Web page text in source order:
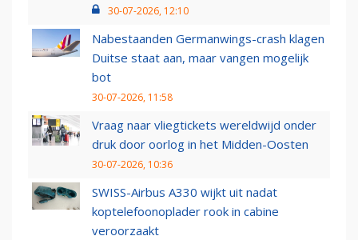
30-07-2026, 12:10
Nabestaanden Germanwings-crash klagen
Duitse staat aan, maar vangen mogelijk
bot
30-07-2026, 11:58
Vraag naar vliegtickets wereldwijd onder
druk door oorlog in het Midden-Oosten
30-07-2026, 10:36
SWISS-Airbus A330 wijkt uit nadat
koptelefoonoplader rook in cabine
veroorzaakt